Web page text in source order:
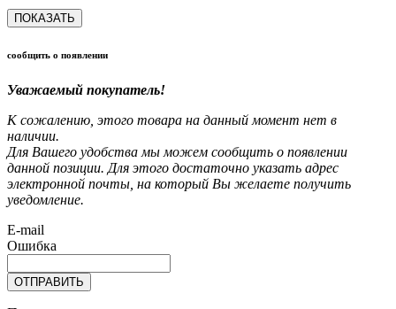
ПОКАЗАТЬ
сообщить о появлении
Уважаемый покупатель!
К сожалению, этого товара на данный момент нет в
наличии.
Для Вашего удобства мы можем сообщить о появлении
данной позиции. Для этого достаточно указать адрес
электронной почты, на который Вы желаете получить
уведомление.
E-mail
Ошибка
ОТПРАВИТЬ